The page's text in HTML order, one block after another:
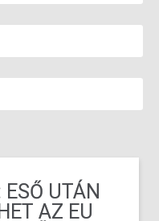
ESŐ UTÁN
AZ EU